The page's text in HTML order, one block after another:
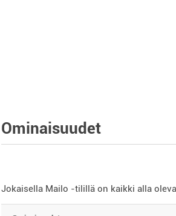
Ominaisuudet
Jokaisella Mailo -tilillä on kaikki alla